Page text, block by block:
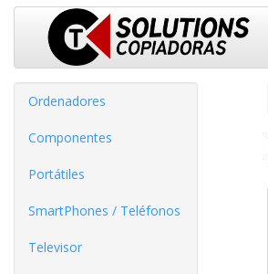
Ordenadores
Componentes
Portátiles
SmartPhones / Teléfonos
Televisor